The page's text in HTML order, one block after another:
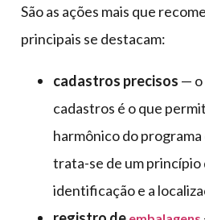
São as ações mais que
principais se destacam:
cadastros precisos — o
cadastros é o que
harmônico do programa
trata-se de um princípio
identificação e a